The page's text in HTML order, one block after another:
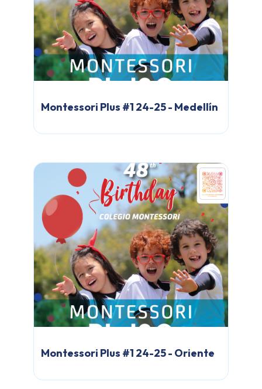
Montessori Plus #1 24-25 - Medellín
Montessori Plus #1 24-25 - Oriente